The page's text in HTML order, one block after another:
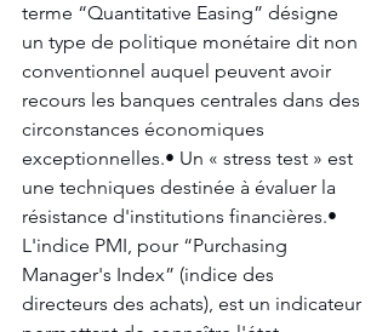
terme “Quantitative Easing” désigne
un type de politique monétaire dit non
conventionnel auquel peuvent avoir
recours les banques centrales dans des
circonstances économiques
exceptionnelles.• Un « stress test » est
une techniques destinée à évaluer la
résistance d'institutions financières.•
L'indice PMI, pour “Purchasing
Manager's Index” (indice des
directeurs des achats), est un indicateur